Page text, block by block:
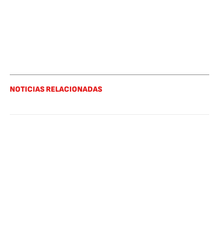
NOTICIAS RELACIONADAS